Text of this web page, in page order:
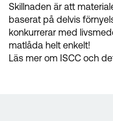
Skillnaden är att
baserat på delvis
konkurrerar med
matlåda helt enkelt!
Läs mer om ISCC och